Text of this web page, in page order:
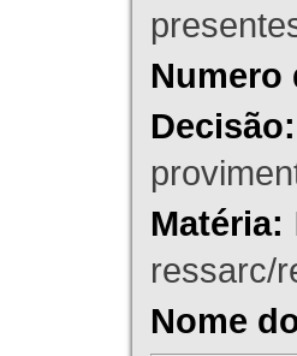
Numero
Decisão:
Matéria:
ressarc/
Nome